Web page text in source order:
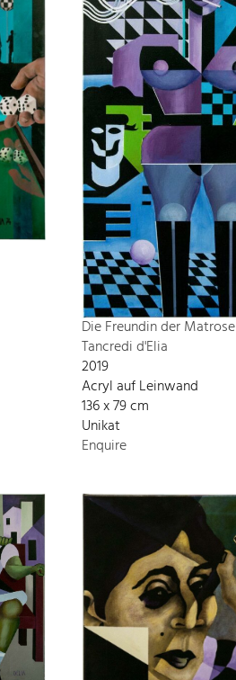
Die Freundin der Matrose
Tancredi d'Elia
2019
Acryl auf Leinwand
136 x 79 cm
Unikat
Enquire